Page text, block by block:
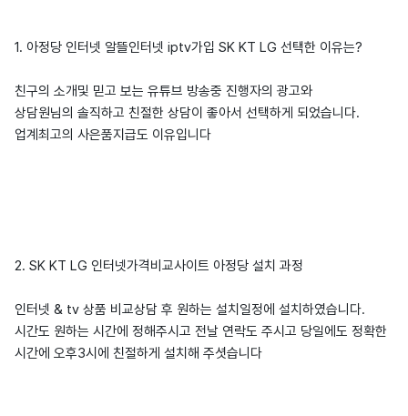
1. 아정당 인터넷 알뜰인터넷 iptv가입 SK KT LG 선택한 이유는?
친구의 소개및 믿고 보는 유튜브 방송중 진행자의 광고와
상담원님의 솔직하고 친절한 상담이 좋아서 선택하게 되었습니다.
업계최고의 사은품지급도 이유입니다
2. SK KT LG 인터넷가격비교사이트 아정당 설치 과정
인터넷 & tv 상품 비교상담 후 원하는 설치일정에 설치하였습니다.
시간도 원하는 시간에 정해주시고 전날 연락도 주시고 당일에도 정확한
시간에 오후3시에 친절하게 설치해 주셧습니다